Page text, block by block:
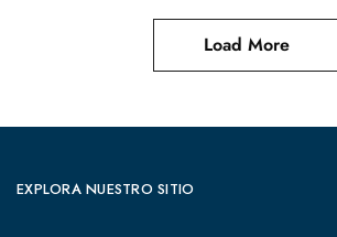
Load More
EXPLORA NUESTRO SITIO